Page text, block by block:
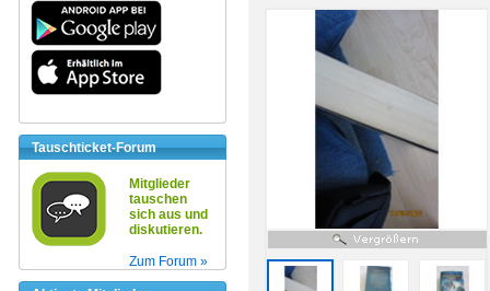
Tauschticket-Forum
Mitglieder
tauschen
sich aus und
diskutieren.
Zum Forum »